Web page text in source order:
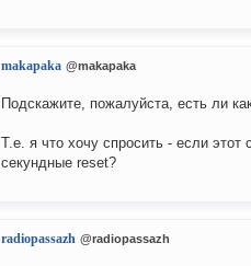
makapaka @makapaka
Подскажите, пожалуйста, есть ли
Т.е. я что хочу спросить - если этот
секундные reset?
radiopassazh @radiopassazh